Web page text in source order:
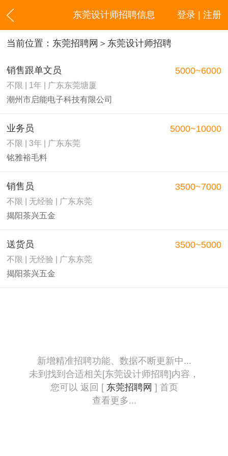
登录 | 注册
东莞设计师招聘信息
当前位置： 东莞招聘网 ＞东莞设计师招聘
销售跟单文员
不限 | 1年 | 广东东莞塘厦
潮州市启能电子科技有限公司
5000~6000
业务员
不限 | 3年 | 广东东莞
铭雅裕毛料
5000~10000
销售员
不限 | 无经验 | 广东东莞
揭阳茶兴五金
3500~7000
送货员
不限 | 无经验 | 广东东莞
揭阳茶兴五金
3500~5000
新增精准招聘功能、数据不断更新中...
未到找到合适相关[东莞设计师招聘]内容，
您可以 返回 [ 东莞招聘网 ] 首页
查看更多...